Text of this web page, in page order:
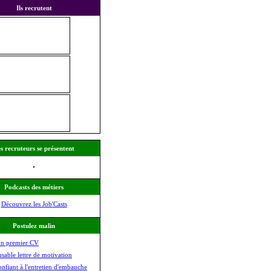
Ils recrutent
recruteurs se présentent
Podcasts des métiers
Découvrez les Job'Casts
Postulez malin
premier CV
lettre de motivation
à l'entretien d'embauche